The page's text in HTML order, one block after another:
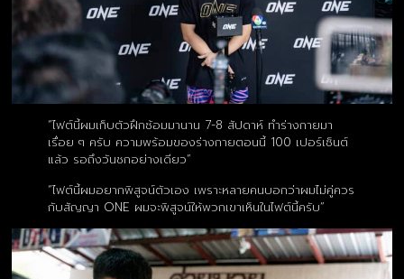
“ไฟต์นี้ผมเก็บตัวฝึกซ้อมมานาน 7-8 สัปดาห์ ทำร่างกายมา
เรื่อย ๆ ครับ ความพร้อมของร่างกายตอนนี้ 100 เปอร์เซ็นต์
แล้ว รอถึงวันชกอย่างเดียว”
“ไฟต์นี้ผมอยากพิสูจน์ตัวเอง เพราะหลายคนบอกว่าผมไม่คู่ควร
กับสัญญา ONE ผมจะพิสูจน์ให้พวกเขาเห็นในไฟต์นี้ครับ”